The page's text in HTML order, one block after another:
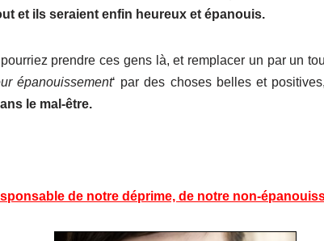
et ils seraient enfin heureux et épanouis.
prendre ces gens là, et remplacer un par un
épanouissement‘ par des choses belles et positives,
le mal-être.
de notre déprime, de notre non-